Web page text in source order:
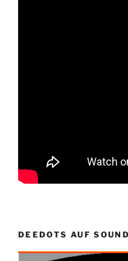
DEEDOTS AUF